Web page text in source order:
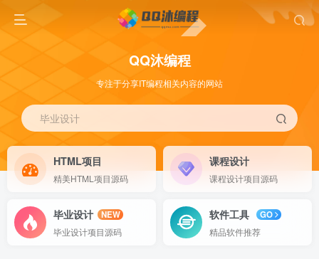
QQ沐编程
专注于分享IT编程相关内容的网站
毕业设计
HTML项目
精美HTML项目源码
课程设计
课程设计项目源码
毕业设计
NEW
毕业设计项目源码
软件工具
GO
精品软件推荐
欢迎来到沐编程，源码，编程课程，实用工具应有尽有